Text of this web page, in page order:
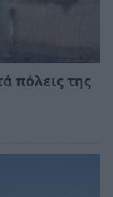
πόλεις της